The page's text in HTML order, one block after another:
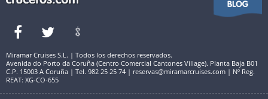
Miramar Cruises S.L. | Todos los derechos reservados.
Avenida do Porto da Coruña (Centro Comercial Cantones Village). Planta Baja B01
C.P. 15003 A Coruña | Tel. 982 25 25 74 | reservas@miramarcruises.com | Nº Reg.
REAT: XG-CO-655